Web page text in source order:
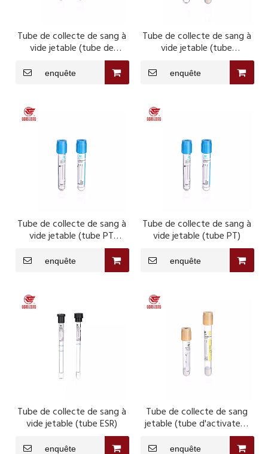
Tube de collecte de sang à
vide jetable (tube de
enquête
Tube de collecte de sang à
vide jetable (tube
enquête
Tube de collecte de sang à
vide jetable (tube PT
enquête
Tube de collecte de sang à
vide jetable (tube PT)
enquête
Tube de collecte de sang à
vide jetable (tube ESR)
enquête
Tube de collecte de sang
jetable (tube d'activateur
de gel sérique et de caillot)
enquête